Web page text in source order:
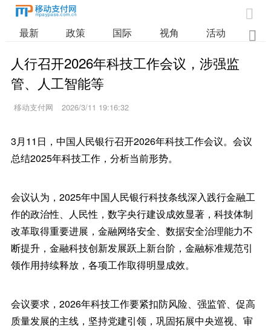

最新 政策 国际 视角 活动 业

人行召开2026年科技工作会议，涉强监
管、人工智能等
移动支付网 2026/3/11 19:16:32
3月11日，中国人民银行召开2026年科技工作会议。会议
总结2025年科技工作，分析当前形势。
会议认为，2025年中国人民银行科技条线深入践行金融工
作的政治性、人民性，数字央行建设成效显著，科技体制
改革取得重要进展，金融网络安全、数据安全治理能力不
断提升，金融科技创新发展跃上新台阶，金融标准规范引
领作用持续释放，各项工作取得明显成效。
会议要求，2026年科技工作要紧扣防风险、强监管、促高
质量发展的主线，坚持党建引领，巩固拓展中央巡视、审